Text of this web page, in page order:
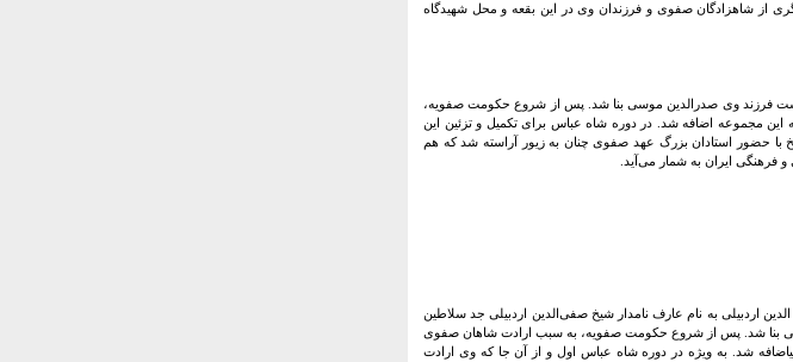
از شاهزادگان صفوی و فرزندان وی در این بقعه و محل شهیدگاه
شیخ صفی‌الدین در سال ۷۳۵ ه. ق. به دست فرزند وی صدرالدین موسی بنا شد. پس از شروع حکومت صفویه،
مجموعه اضافه شد. در دوره شاه عباس برای تکمیل و تزئین این
حضور استادان بزرگ عهد صفوی چنان به زیور آراسته شد که هم
فرهنگی ایران به شمار می‌آید.
شیخ صفی الدین اردبیلی به نام عارف نامدار شیخ صفی‌الدین اردبیلی جد سلاطین
موسی بنا شد. پس از شروع حکومت صفویه، به سبب ارادت شاهان صفوی
شد. به ویژه در دوره شاه عباس اول و از آن جا که وی ارادت